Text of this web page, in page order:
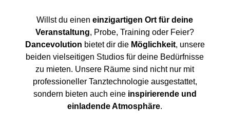
Willst du eineneinzigartigen Ort für deine
Veranstaltung, Probe, Training oder Feier?
Dancevolution bietet dir die Möglichkeit, unsere
beiden vielseitigen Studios für deine Bedürfnisse
zu mieten. Unsere Räume sind nicht nur mit
professioneller Tanztechnologie ausgestattet,
sondern bieten auch eine inspirierende und
einladende Atmosphäre.